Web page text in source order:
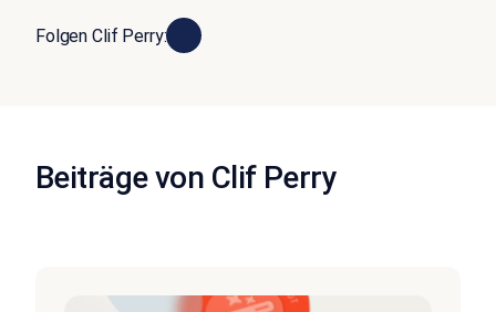
Folgen Clif Perry:
Beiträge von Clif Perry